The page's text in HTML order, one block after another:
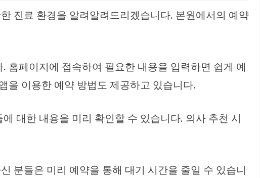
진료 환경을 알려알려드리겠습니다. 본원에서의 예약
홈페이지에 접속하여 필요한 내용을 입력하면 쉽게 예
을 이용한 예약 방법도 제공하고 있습니다.
대한 내용을 미리 확인할 수 있습니다. 의사 추천 시
분들은 미리 예약을 통해 대기 시간을 줄일 수 있습니